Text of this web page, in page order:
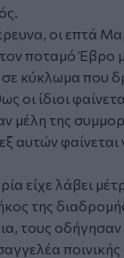
οι επτά
ποταμό Έβρο
κύκλωμα που
ίδιοι
μέλη της
αυτών
είχε λάβει
της
τους